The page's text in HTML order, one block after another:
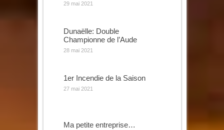
29 mai 2021
Dunaëlle: Double
Championne de l’Aude
28 mai 2021
1er Incendie de la Saison
27 mai 2021
Ma petite entreprise…